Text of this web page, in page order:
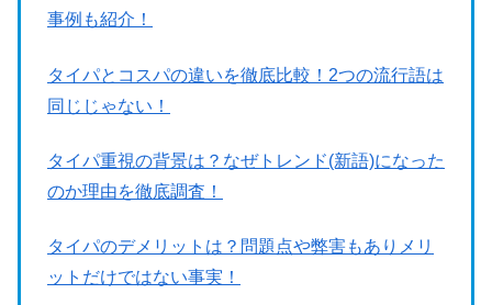
事例も紹介！
タイパとコスパの違いを徹底比較！2つの流行語は
同じじゃない！
タイパ重視の背景は？なぜトレンド(新語)になった
のか理由を徹底調査！
タイパのデメリットは？問題点や弊害もありメリ
ットだけではない事実！